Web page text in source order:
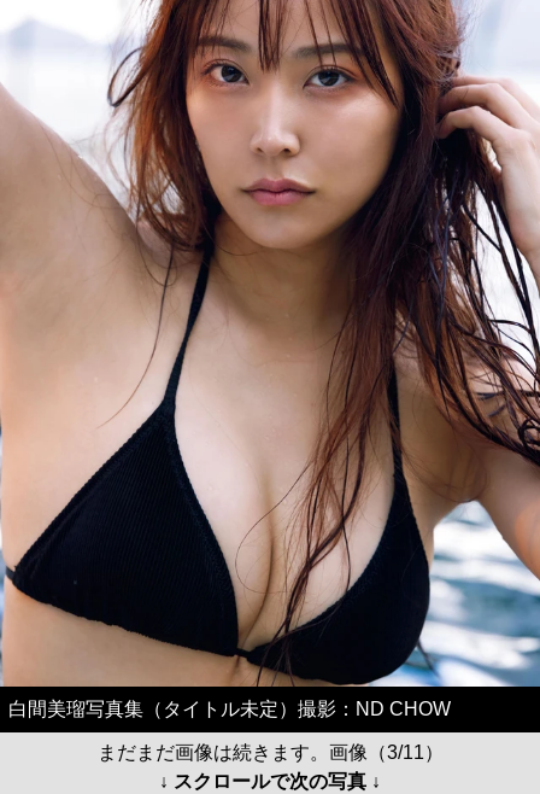
白間美瑠写真集（タイトル未定）撮影：ND CHOW
まだまだ画像は続きます。画像（3/11）
↓ スクロールで次の写真 ↓